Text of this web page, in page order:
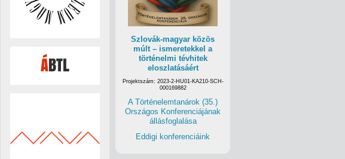
Szlovák-magyar közös
múlt – ismeretekkel a
történelmi tévhitek
eloszlatásáért
Projektszám: 2023-2-HU01-KA210-SCH-
000169882
A Történelemtanárok (35.)
Országos Konferenciájának
állásfoglalása
Eddigi konferenciáink